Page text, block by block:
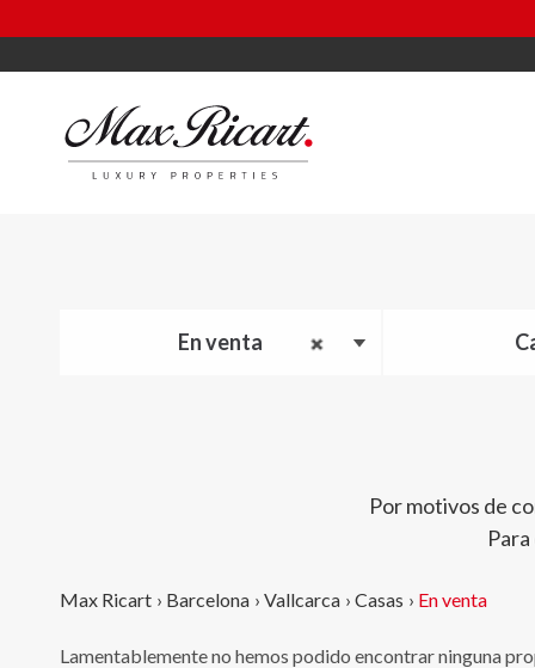
En venta
Por motivos de
Max Ricart › Barcelona › Vallcarca › Casas › En venta
Lamentablemente no hemos podido encontrar ninguna